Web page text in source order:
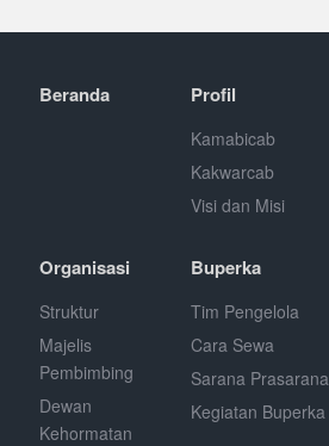
Beranda Profil
Kamabicab
Kakwarcab
Visi dan Misi
Organisasi
Struktur
Majelis
Pembimbing
Dewan
Kehormatan
Buperka
Tim Pengelola
Cara Sewa
Sarana Prasarana
Kegiatan Buperka